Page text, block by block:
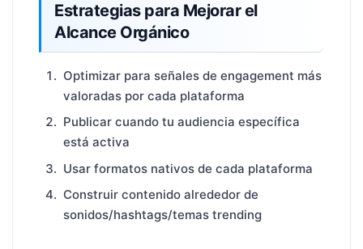
Estrategias para Mejorar el
Alcance Orgánico
Optimizar para señales de engagement más
valoradas por cada plataforma
Publicar cuando tu audiencia específica
está activa
Usar formatos nativos de cada plataforma
Construir contenido alrededor de
sonidos/hashtags/temas trending